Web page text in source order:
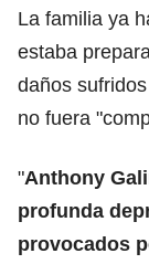
La familia ya
estaba
daños
no fuera
"Anthony
profunda
provocados